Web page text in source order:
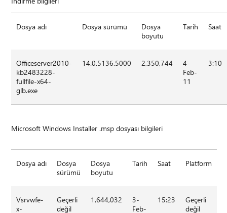
Dosya adı Dosya sürümü
Dosya
boyutu
Tarih Saat
Officeserver2010-
kb2483228-
fullfile-x64-
glb.exe
14.0.5136.5000 2,350,744
4-
Feb-
11
3:10
Microsoft Windows Installer .msp dosyası bilgileri
Dosya adı
Dosya
sürümü
Dosya
boyutu
Tarih Saat Platform
Vsrvwfe-
x-
Geçerli
değil
1,644,032
3-
Feb-
15:23
Geçerli
değil